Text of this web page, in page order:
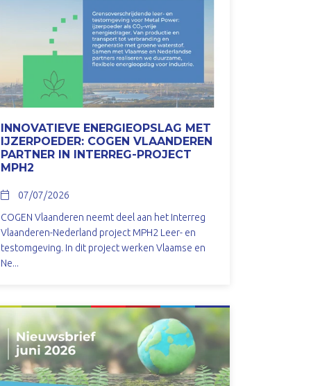
INNOVATIEVE ENERGIEOPSLAG MET
IJZERPOEDER: COGEN VLAANDEREN
PARTNER IN INTERREG-PROJECT
MPH2
07/07/2026
COGEN Vlaanderen neemt deel aan het Interreg
Vlaanderen-Nederland project MPH2 Leer- en
testomgeving. In dit project werken Vlaamse en
Ne...